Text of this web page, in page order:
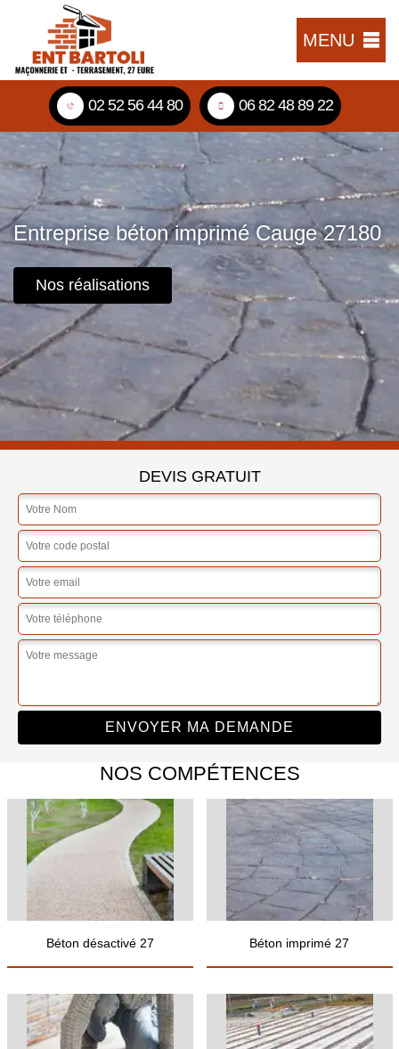
MENU
02 52 56 44 80 06 82 48 89 22
Entreprise béton imprimé Cauge 27180
Nos réalisations
DEVIS GRATUIT
NOS COMPÉTENCES
Béton désactivé 27 Béton imprimé 27